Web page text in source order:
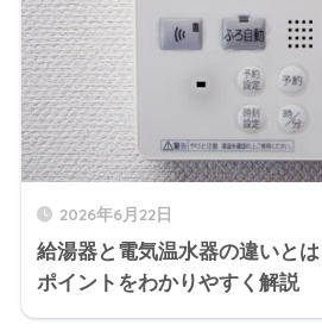
2026年6月22日
給湯器と電気温水器の違いと
ポイントをわかりやすく解説